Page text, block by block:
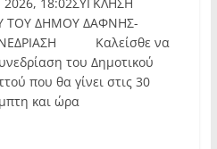
ΤΟΥ ΔΗΜΟΥ ΔΑΦΝΗΣ-
Καλείσθε να
του Δημοτικού
που θα γίνει στις 30
και ώρα